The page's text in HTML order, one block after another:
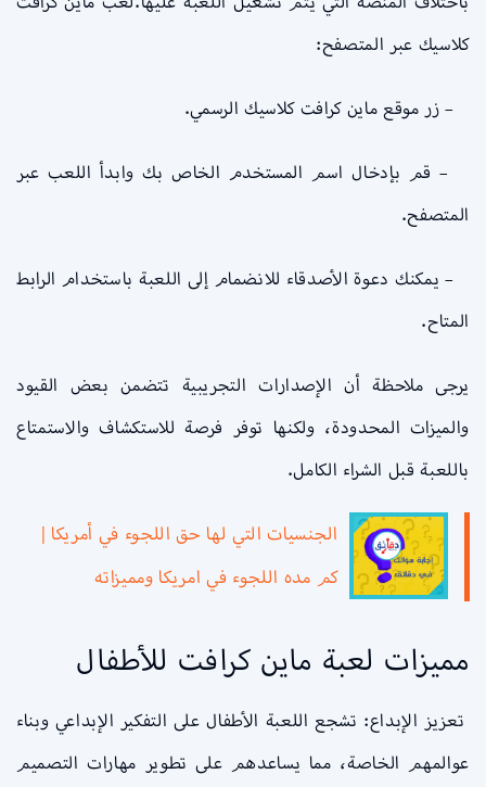
كلاسيك عبر المتصفح:
– زر موقع ماين كرافت كلاسيك الرسمي.
– قم بإدخال اسم المستخدم الخاص بك وابدأ اللعب عبر
المتصفح.
– يمكنك دعوة الأصدقاء للانضمام إلى اللعبة باستخدام الرابط
المتاح.
يرجى ملاحظة أن الإصدارات التجريبية تتضمن بعض القيود
والميزات المحدودة، ولكنها توفر فرصة للاستكشاف والاستمتاع
باللعبة قبل الشراء الكامل.
الجنسيات التي لها حق اللجوء في أمريكا |
كم مده اللجوء في امريكا ومميزاته
مميزات لعبة ماين كرافت للأطفال
تعزيز الإبداع: تشجع اللعبة الأطفال على التفكير الإبداعي وبناء
عوالمهم الخاصة، مما يساعدهم على تطوير مهارات التصميم